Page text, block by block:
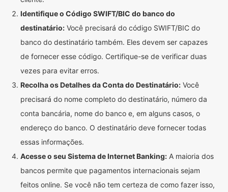
Identifique o Código SWIFT/BIC do banco do
destinatário: Você precisará do código SWIFT/BIC do
banco do destinatário também. Eles devem ser capazes
de fornecer esse código. Certifique-se de verificar duas
vezes para evitar erros.
Recolha os Detalhes da Conta do Destinatário: Você
precisará do nome completo do destinatário, número da
conta bancária, nome do banco e, em alguns casos, o
endereço do banco. O destinatário deve fornecer todas
essas informações.
Acesse o seu Sistema de Internet Banking: A maioria dos
bancos permite que pagamentos internacionais sejam
feitos online. Se você não tem certeza de como fazer isso,